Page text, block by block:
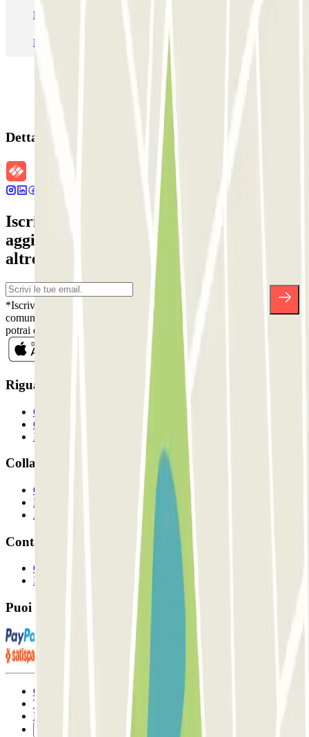
Parcheggio Roma
Parcheggio Malpensa Terminal 1 Parcheggio Malpensa
Dettagli della prenotazione
Iscriviti alla nostra Newsletter e rimani
aggiornato su sconti, concorsi e tante
altre sorprese.
*Iscrivendoti, accetti la nostra Informativa sulla Privacy per ricevere
comunicazioni commerciali da Parclick. Senza alcun impegno,
potrai disiscriverti quando vuoi direttamente dalla stessa newsletter.
Riguardo a Parclcik
Chi siamo
Come funziona?
I Nostri Parcheggi
Collaboriamo?
Collaboratori
Proprietari di parcheggio
Affiliati
Contatto
Contattaci
FAQ
Puoi utilizzare questi metodi di pagamento:
Condizioni contrattuali e di utilizzo
Termini di cancellazione
Politica sui cookies